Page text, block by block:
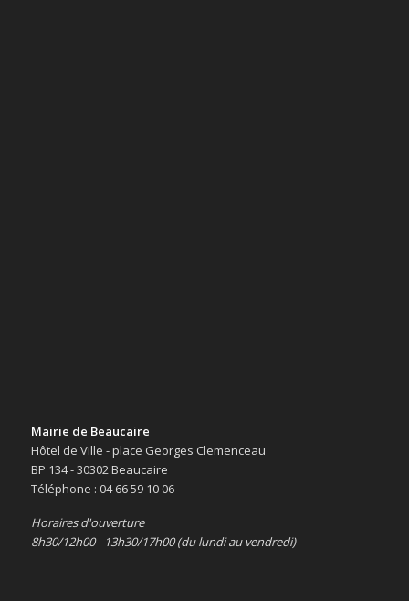
Mairie de Beaucaire
Hôtel de Ville - place Georges Clemenceau
BP 134 - 30302 Beaucaire
Téléphone : 04 66 59 10 06
Horaires d'ouverture
8h30/12h00 - 13h30/17h00 (du lundi au vendredi)